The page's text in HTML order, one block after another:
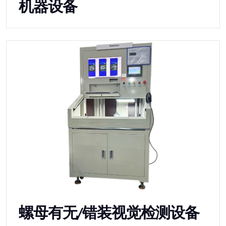
机器设备
螺母有无/错装视觉检测设备